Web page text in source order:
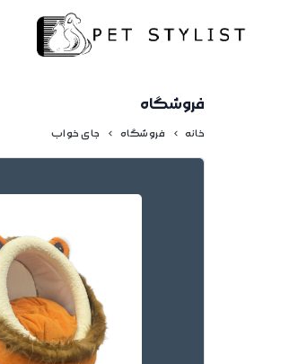
فروشگاه
خانه فروشگاه جای خواب